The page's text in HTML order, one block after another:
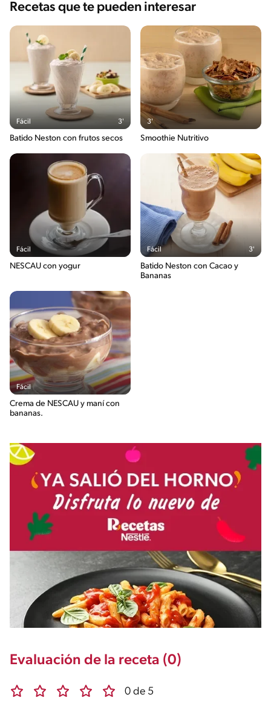
Recetas que te pueden interesar
Fácil 3'
Batido Neston con frutos secos
3'
Smoothie Nutritivo
Fácil
NESCAU con yogur
Fácil 3'
Batido Neston con Cacao y
Bananas
Fácil
Crema de NESCAU y maní con
bananas.
Evaluación de la receta (0)
0 de 5